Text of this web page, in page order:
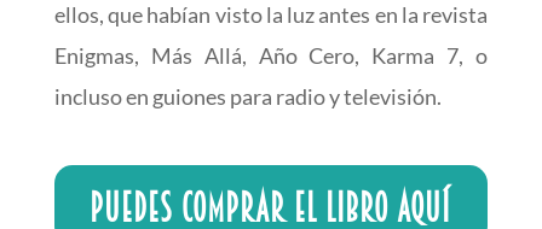
ellos, que habían visto la luz antes en la revista
Enigmas, Más Allá, Año Cero, Karma 7, o
incluso en guiones para radio y televisión.
PUEDES COMPRAR EL LIBRO AQUÍ